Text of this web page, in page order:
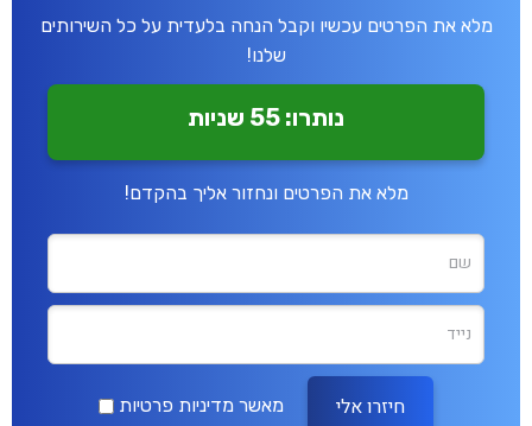
מלא את הפרטים עכשיו וקבל הנחה בלעדית על כל השירותים
שלנו!
נותרו: 55 שניות
מלא את הפרטים ונחזור אליך בהקדם!
מאשר מדיניות פרטיות